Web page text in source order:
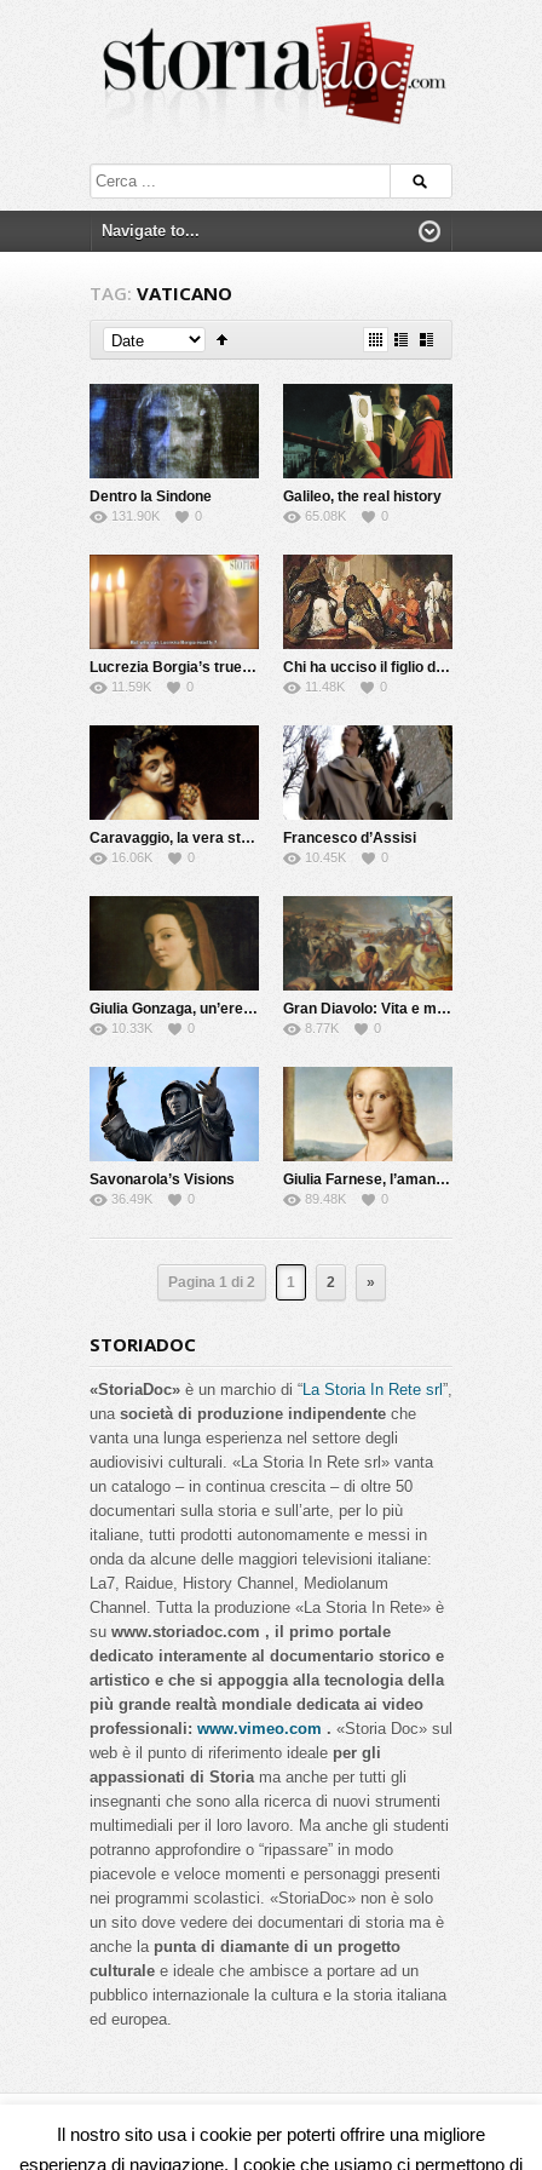
TAG: VATICANO
Dentro la Sindone
131.90K 0
Galileo, the real history
65.08K 0
Lucrezia Borgia’s true story
11.59K 0
Chi ha ucciso il figlio del Papa?
11.48K 0
Caravaggio, la vera storia
16.06K 0
Francesco d’Assisi
10.45K 0
Giulia Gonzaga, un’eretica del Cinquecento
10.33K 0
Gran Diavolo: Vita e morte di Giovanni dalle Bande Nere
8.77K 0
Savonarola’s Visions
36.49K 0
Giulia Farnese, l’amante del Papa
89.48K 0
Pagina 1 di 2 1 2 »
STORIADOC
«StoriaDoc» è un marchio di “La Storia In Rete srl ”,
una società di produzione indipendente che
vanta una lunga esperienza nel settore degli
audiovisivi culturali. «La Storia In Rete srl» vanta
un catalogo – in continua crescita – di oltre 50
documentari sulla storia e sull’arte, per lo più
italiane, tutti prodotti autonomamente e messi in
onda da alcune delle maggiori televisioni italiane:
La7, Raidue, History Channel, Mediolanum
Channel. Tutta la produzione «La Storia In Rete» è
su www.storiadoc.com , il primo portale
dedicato interamente al documentario storico e
artistico e che si appoggia alla tecnologia della
più grande realtà mondiale dedicata ai video
professionali: www.vimeo.com . «Storia Doc» sul
web è il punto di riferimento ideale per gli
appassionati di Storiama anche per tutti gli
insegnanti che sono alla ricerca di nuovi strumenti
multimediali per il loro lavoro. Ma anche gli studenti
potranno approfondire o “ripassare” in modo
piacevole e veloce momenti e personaggi presenti
nei programmi scolastici. «StoriaDoc» non è solo
un sito dove vedere dei documentari di storia ma è
anche la punta di diamante di un progetto
culturale e ideale che ambisce a portare ad un
pubblico internazionale la cultura e la storia italiana
ed europea.
Seguici su
Il nostro sito usa i cookie per poterti offrire una migliore
esperienza di navigazione. I cookie che usiamo ci permettono di